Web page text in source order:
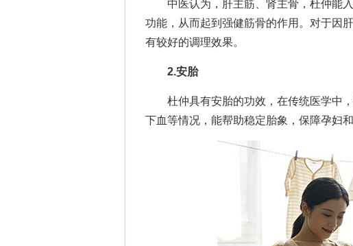
中医认为，肝主筋、肾主骨，杜仲能入
功能，从而起到强健筋骨的作用。对于因
有较好的调理效果。
2.安胎
杜仲具有安胎的功效，在传统医学中，
下血等情况，能帮助稳定胎象，保障孕妇和